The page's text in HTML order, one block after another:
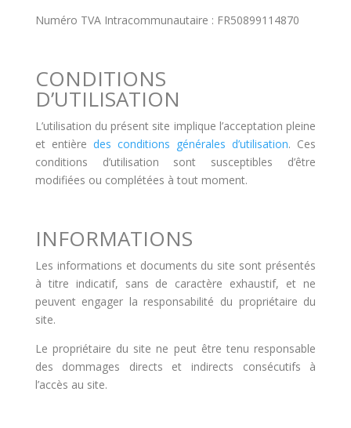
Numéro TVA Intracommunautaire : FR50899114870
CONDITIONS
D’UTILISATION
L’utilisation du présent site implique l’acceptation pleine
et entière des conditions générales d’utilisation. Ces
conditions d’utilisation sont susceptibles d’être
modifiées ou complétées à tout moment.
INFORMATIONS
Les informations et documents du site sont présentés
à titre indicatif, sans de caractère exhaustif, et ne
peuvent engager la responsabilité du propriétaire du
site.
Le propriétaire du site ne peut être tenu responsable
des dommages directs et indirects consécutifs à
l’accès au site.